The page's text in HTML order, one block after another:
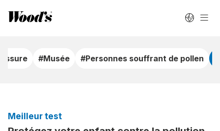
#Musée #Personnes souffrant de pollen
Meilleur test